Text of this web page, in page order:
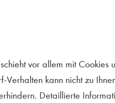
vor allem mit Cookies
kann nicht zu
Detaillierte